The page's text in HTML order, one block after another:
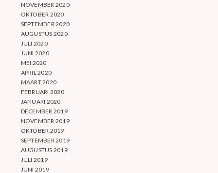
NOVEMBER 2020
OKTOBER 2020
SEPTEMBER 2020
AUGUSTUS 2020
JULI 2020
JUNI 2020
MEI 2020
APRIL 2020
MAART 2020
FEBRUARI 2020
JANUARI 2020
DECEMBER 2019
NOVEMBER 2019
OKTOBER 2019
SEPTEMBER 2019
AUGUSTUS 2019
JULI 2019
JUNI 2019